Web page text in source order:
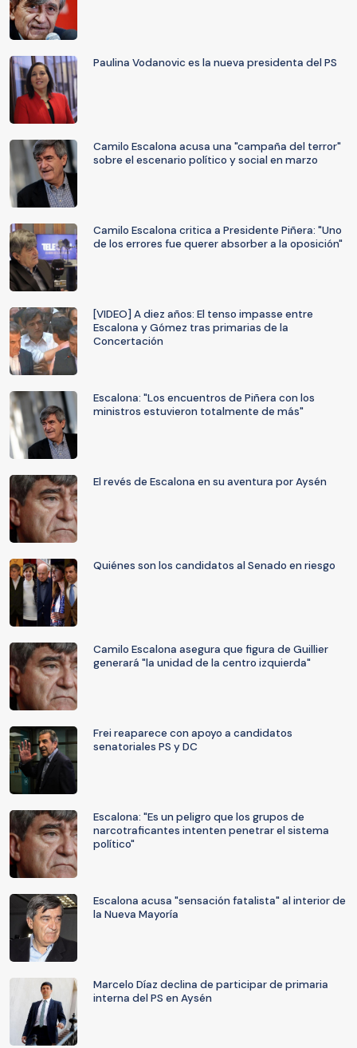
Paulina Vodanovic es la nueva presidenta del PS
Camilo Escalona acusa una "campaña del terror"
sobre el escenario político y social en marzo
Camilo Escalona critica a Presidente Piñera: "Uno
de los errores fue querer absorber a la oposición"
[VIDEO] A diez años: El tenso impasse entre
Escalona y Gómez tras primarias de la
Concertación
Escalona: "Los encuentros de Piñera con los
ministros estuvieron totalmente de más"
El revés de Escalona en su aventura por Aysén
Quiénes son los candidatos al Senado en riesgo
Camilo Escalona asegura que figura de Guillier
generará "la unidad de la centro izquierda"
Frei reaparece con apoyo a candidatos
senatoriales PS y DC
Escalona: "Es un peligro que los grupos de
narcotraficantes intenten penetrar el sistema
político"
Escalona acusa "sensación fatalista" al interior de
la Nueva Mayoría
Marcelo Díaz declina de participar de primaria
interna del PS en Aysén